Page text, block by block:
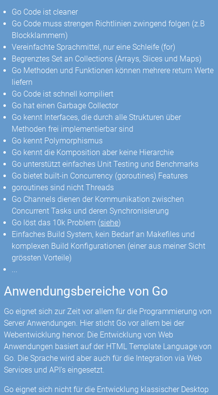
Go Code ist cleaner
Go Code muss strengen Richtlinien zwingend folgen (z.B
Blockklammern)
Vereinfachte Sprachmittel, nur eine Schleife (for)
Begrenztes Set an Collections (Arrays, Slices und Maps)
Go Methoden und Funktionen können mehrere return Werte
liefern
Go Code ist schnell kompiliert
Go hat einen Garbage Collector
Go kennt Interfaces, die durch alle Strukturen über
Methoden frei implementierbar sind
Go kennt Polymorphismus
Go kennt die Komposition aber keine Hierarchie
Go unterstützt einfaches Unit Testing und Benchmarks
Go bietet built-in Concurrency (goroutines) Features
goroutines sind nicht Threads
Go Channels dienen der Kommunikation zwischen
Concurrent Tasks und deren Synchronisierung
Go löst das 10k Problem (siehe)
Einfaches Build System, kein Bedarf an Makefiles und
komplexen Build Konfigurationen (einer aus meiner Sicht
grössten Vorteile)
...
Anwendungsbereiche von Go
Go eignet sich zur Zeit vor allem für die Programmierung von
Server Anwendungen. Hier sticht Go vor allem bei der
Webentwicklung hervor. Die Entwicklung von Web
Anwendungen basiert auf der HTML Template Language von
Go. Die Sprache wird aber auch für die Integration via Web
Services und API's eingesetzt.
Go eignet sich nicht für die Entwicklung klassischer Desktop